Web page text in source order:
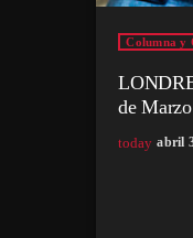
Columna y
de
today abril